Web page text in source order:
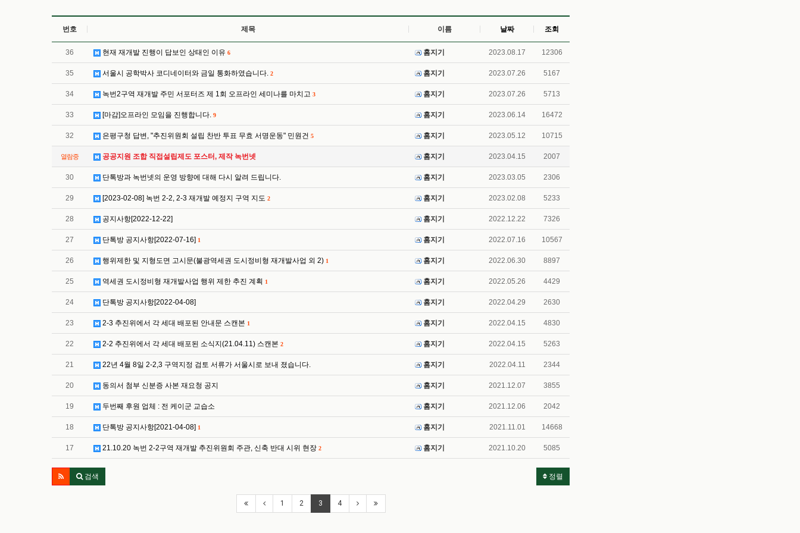
번호 제목 이름 날짜 조회
36 현재 재개발 진행이 답보인 상태인 이유 6 홈지기 2023.08.17 12306
35 서울시 공학박사 코디네이터와 금일 통화하였습니다. 2 홈지기 2023.07.26 5167
34 녹번2구역 재개발 주민 서포터즈 제 1회 오프라인 세미나를 마치고 3 홈지기 2023.07.26 5713
33 [마감]오프라인 모임을 진행합니다. 9 홈지기 2023.06.14 16472
32 은평구청 답변, "추진위원회 설립 찬반 투표 무효 서명운동" 민원건 5 홈지기 2023.05.12 10715
열람중 공공지원 조합 직접설립제도 포스터, 제작 녹번넷 홈지기 2023.04.15 2007
30 단톡방과 녹번넷의 운영 방향에 대해 다시 알려 드립니다. 홈지기 2023.03.05 2306
29 [2023-02-08] 녹번 2-2, 2-3 재개발 예정지 구역 지도 2 홈지기 2023.02.08 5233
28 공지사항[2022-12-22] 홈지기 2022.12.22 7326
27 단톡방 공지사항[2022-07-16] 1 홈지기 2022.07.16 10567
26 행위제한 및 지형도면 고시문(불광역세권 도시정비형 재개발사업 외 2) 1 홈지기 2022.06.30 8897
25 역세권 도시정비형 재개발사업 행위 제한 추진 계획 1 홈지기 2022.05.26 4429
24 단톡방 공지사항[2022-04-08] 홈지기 2022.04.29 2630
23 2-3 추진위에서 각 세대 배포된 안내문 스캔본 1 홈지기 2022.04.15 4830
22 2-2 추진위에서 각 세대 배포된 소식지(21.04.11) 스캔본 2 홈지기 2022.04.15 5263
21 22년 4월 8일 2-2,3 구역지정 검토 서류가 서울시로 보내 졌습니다. 홈지기 2022.04.11 2344
20 동의서 첨부 신분증 사본 재요청 공지 홈지기 2021.12.07 3855
19 두번째 후원 업체 : 전 케이군 교습소 홈지기 2021.12.06 2042
18 단톡방 공지사항[2021-04-08] 1 홈지기 2021.11.01 14668
17 21.10.20 녹번 2-2구역 재개발 추진위원회 주관, 신축 반대 시위 현장 2 홈지기 2021.10.20 5085
정렬
검색
1 2 3 4